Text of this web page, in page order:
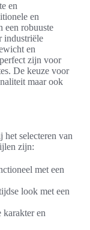
en
en
een robuuste
industriële
en
zijn voor
De keuze voor
maar ook
selecteren van
zijn:
met een
look met een
en